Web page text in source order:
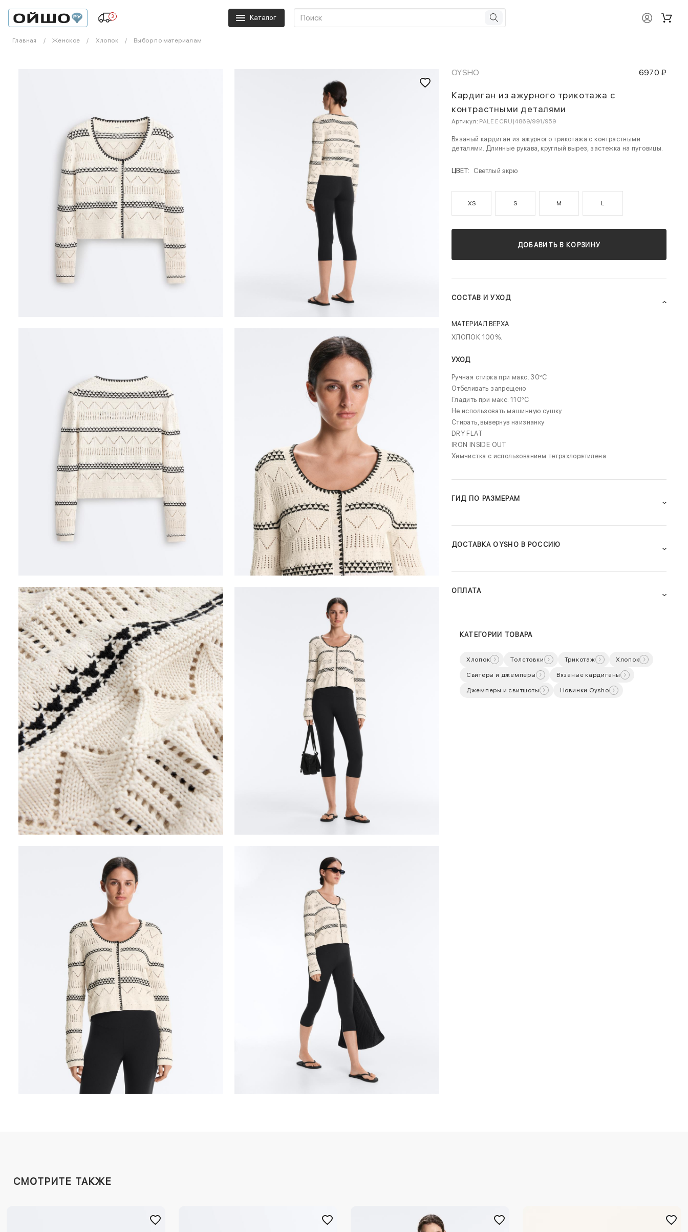
3 Каталог
Главная Женское Хлопок Выбор по материалам
OYSHO 6970 ₽
Кардиган из ажурного трикотажа с
контрастными деталями
Артикул: PALE ECRU|4869/991/959
Вязаный кардиган из ажурного трикотажа с контрастными
деталями. Длинные рукава, круглый вырез, застежка на пуговицы.
ЦВЕТ: Светлый экрю
XS S M L
ДОБАВИТЬ В КОРЗИНУ
СОСТАВ И УХОД
МАТЕРИАЛ ВЕРХА
ХЛОПОК 100%.
УХОД
Ручная стирка при макс. 30ºC
Отбеливать запрещено
Гладить при макс. 110ºC
Не использовать машинную сушку
Стирать, вывернув наизнанку
DRY FLAT
IRON INSIDE OUT
Химчистка с использованием тетрахлорэтилена
ГИД ПО РАЗМЕРАМ
ДОСТАВКА OYSHO В РОССИЮ
ОПЛАТА
КАТЕГОРИИ ТОВАРА
Хлопок Толстовки Трикотаж Хлопок
Свитеры и джемперы Вязаные кардиганы
Джемперы и свитшоты Новинки Oysho
СМОТРИТЕ ТАКЖЕ